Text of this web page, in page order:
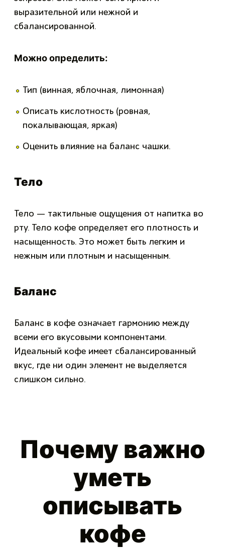
выразительной или нежной и
сбалансированной.
Можно определить:
Тип (винная, яблочная, лимонная)
Описать кислотность (ровная,
покалывающая, яркая)
Оценить влияние на баланс чашки.
Тело
Тело — тактильные ощущения от напитка во
рту. Тело кофе определяет его плотность и
насыщенность. Это может быть легким и
нежным или плотным и насыщенным.
Баланс
Баланс в кофе означает гармонию между
всеми его вкусовыми компонентами.
Идеальный кофе имеет сбалансированный
вкус, где ни один элемент не выделяется
слишком сильно.
Почему важно
уметь
описывать
кофе